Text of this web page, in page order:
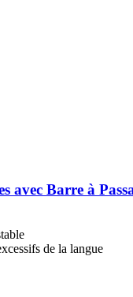
avec Barre à
de la langue